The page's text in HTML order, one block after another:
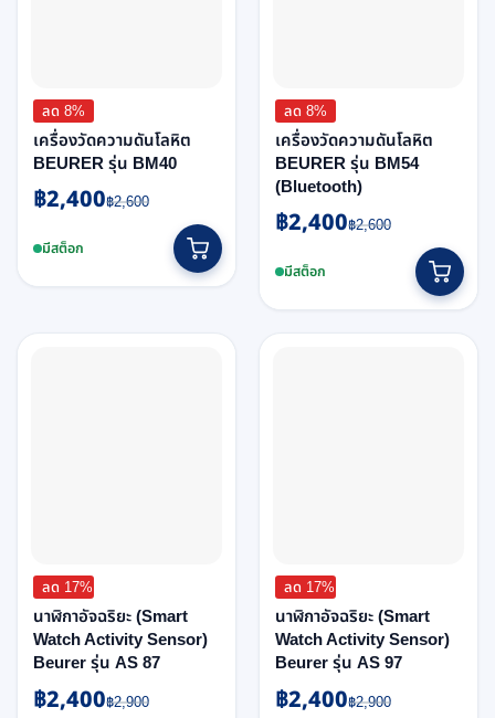
ลด 8%
เครื่องวัดความดันโลหิต
BEURER รุ่น BM40
฿2,600
Original
was:
฿2,400
Current
is:มีสต็อก
ลด 8%
เครื่องวัดความดันโลหิต
BEURER รุ่น BM54
(Bluetooth)
฿2,600
Original
was:
฿2,400
Current
is:มีสต็อก
ลด 17%
นาฬิกาอัจฉริยะ (Smart
Watch Activity Sensor)
Beurer รุ่น AS 87
฿2,900
Original
฿2,400
Current
ลด 17%
นาฬิกาอัจฉริยะ (Smart
Watch Activity Sensor)
Beurer รุ่น AS 97
฿2,900
Original
฿2,400
Current